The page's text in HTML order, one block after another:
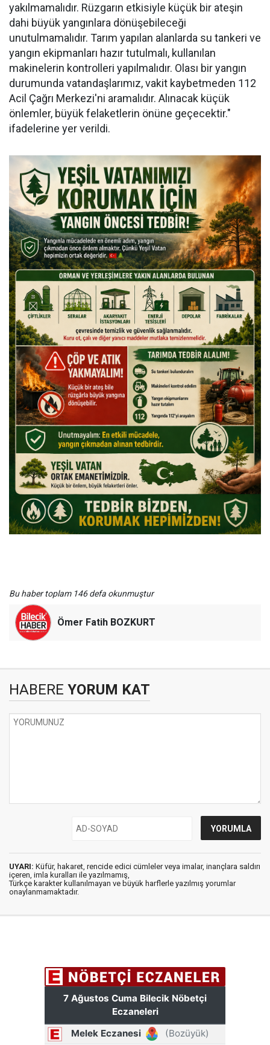
yakılmamalıdır. Rüzgarın etkisiyle küçük bir ateşin
dahi büyük yangınlara dönüşebileceği
unutulmamalıdır. Tarım yapılan alanlarda su tankeri ve
yangın ekipmanları hazır tutulmalı, kullanılan
makinelerin kontrolleri yapılmalıdır. Olası bir yangın
durumunda vatandaşlarımız, vakit kaybetmeden 112
Acil Çağrı Merkezi'ni aramalıdır. Alınacak küçük
önlemler, büyük felaketlerin önüne geçecektir."
ifadelerine yer verildi.
Bu haber toplam 146 defa okunmuştur
Ömer Fatih BOZKURT
HABERE YORUM KAT
UYARI: Küfür, hakaret, rencide edici cümleler veya imalar, inançlara saldırı
içeren, imla kuralları ile yazılmamış,
Türkçe karakter kullanılmayan ve büyük harflerle yazılmış yorumlar
onaylanmamaktadır.